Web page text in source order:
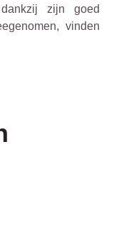
zijn goed
vinden